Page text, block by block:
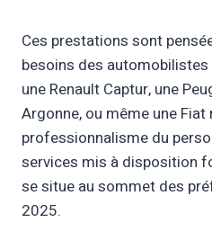
Ces prestations sont
besoins des automobilistes
une Renault Captur, une
Argonne, ou même une Fiat
professionnalisme du
services mis à disposition
se situe au sommet des
2025.